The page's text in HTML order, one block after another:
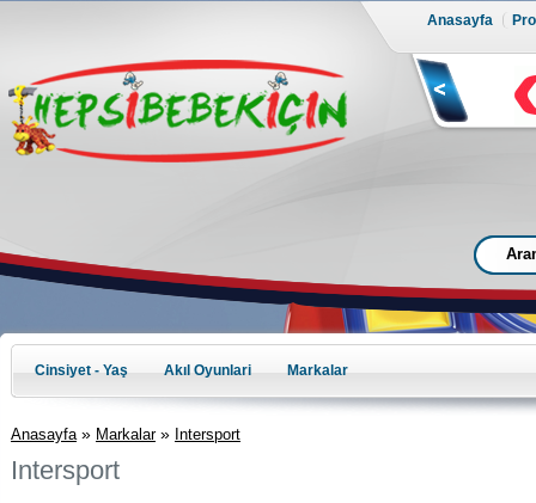
Anasayfa
Cinsiyet - Yaş Akıl Oyunlari Markalar
Anasayfa » Markalar » Intersport
Intersport